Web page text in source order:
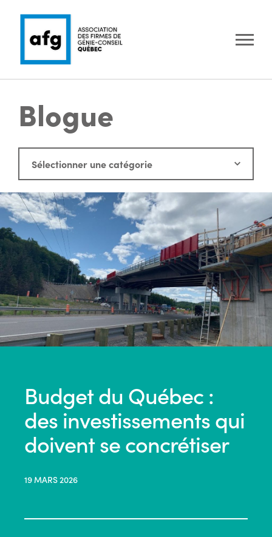
Blogue
Budget du Québec :
des investissements qui
doivent se concrétiser
19 MARS 2026